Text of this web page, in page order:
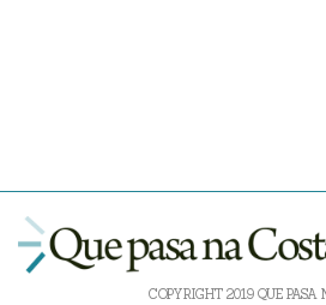
COPYRIGHT 2019 QUE PASA